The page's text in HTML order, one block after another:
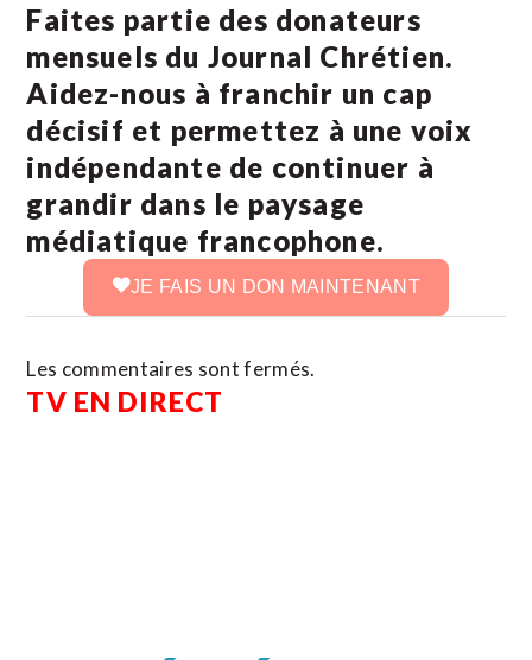
Faites partie des donateurs
mensuels du Journal Chrétien.
Aidez-nous à franchir un cap
décisif et permettez à une voix
indépendante de continuer à
grandir dans le paysage
médiatique francophone.
JE FAIS UN DON MAINTENANT
Les commentaires sont fermés.
TV EN DIRECT